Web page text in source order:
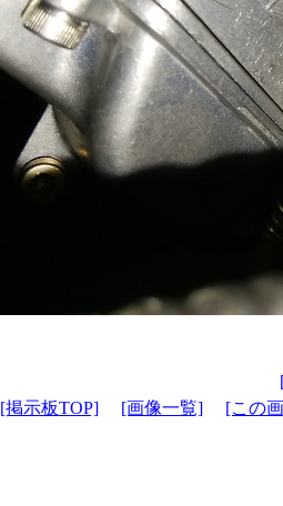
[掲示板TOP]
[画像一覧] [この